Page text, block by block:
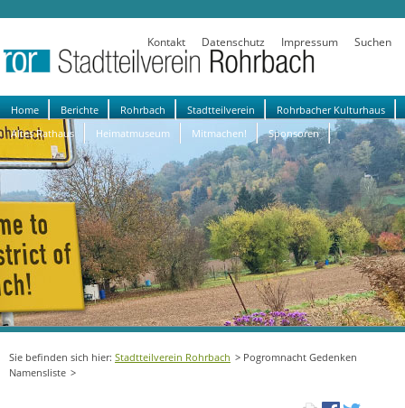
Kontakt Datenschutz Impressum Suchen
Navigation
überspringen
Home Berichte Rohrbach Stadtteilverein
Rohrbacher Kulturhaus
Altes Rathaus
Heimatmuseum Mitmachen! Sponsoren
Stadtteilverein Rohrbach
Pogromnacht Gedenken
Namensliste